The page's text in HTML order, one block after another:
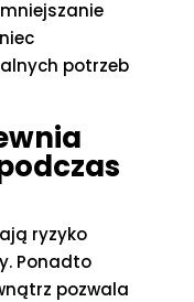
potrzeb
ryzyko
Ponadto
pozwala